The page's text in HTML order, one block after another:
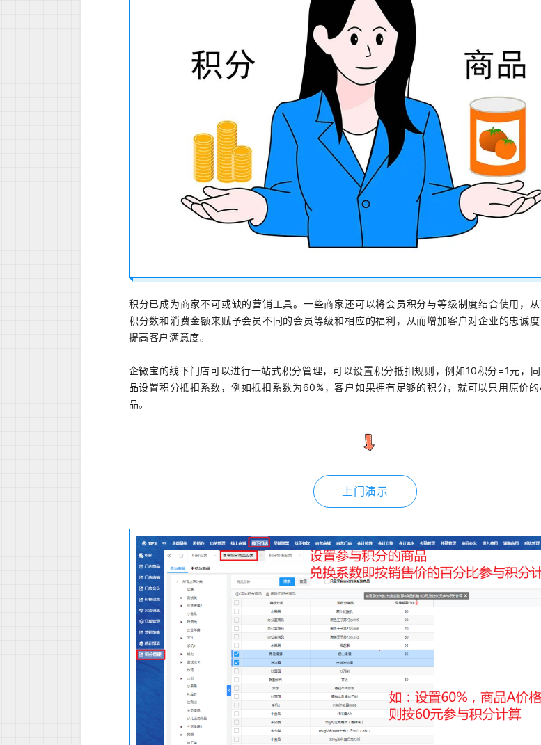
积分已成为商家不可或缺的营销工具。一些商家还可以将会员积分与等级制度结合使用，
积分数和消费金额来赋予会员不同的会员等级和相应的福利，从而增加客户对企业的忠诚
提高客户满意度。
企微宝的线下门店可以进行一站式积分管理，可以设置积分抵扣规则，例如10积分=1元，
品设置积分抵扣系数，例如抵扣系数为60%，客户如果拥有足够的积分，就可以只用原价
品。
上门演示